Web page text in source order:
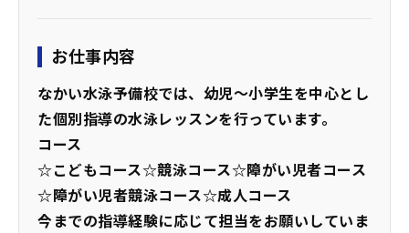
お仕事内容
なかい水泳予備校では、幼児～小学生を中心とし
た個別指導の水泳レッスンを行っています。
コース
☆こどもコース☆競泳コース☆障がい児者コース
☆障がい児者競泳コース☆成人コース
今までの指導経験に応じて担当をお願いしていま